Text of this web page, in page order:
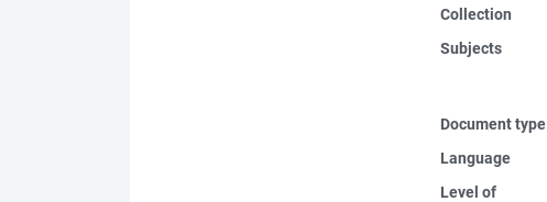
Collection
Subjects
Document type
Language
Level of